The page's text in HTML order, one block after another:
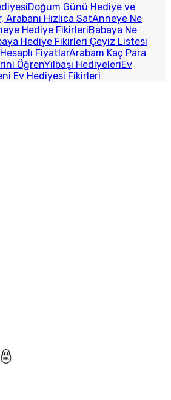
Doğum Günü Hediye ve
Arabanı Hızlıca SatAnneye Ne
Hediye FikirleriBabaya Ne
Hediye Fikirleri Çeyiz Listesi
FiyatlarArabam Kaç Para
ÖğrenYılbaşı HediyeleriEv
Ev Hediyesi Fikirleri